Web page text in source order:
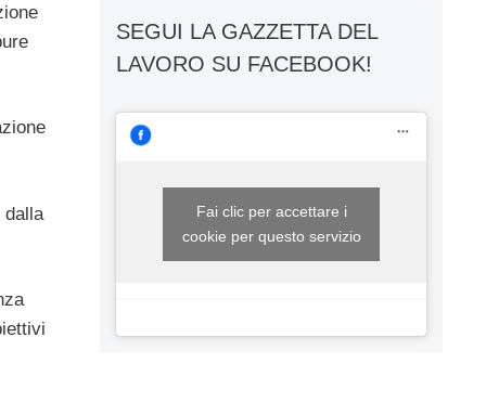
dalla
SEGUI LA GAZZETTA DEL
LAVORO SU FACEBOOK!
Fai clic per accettare i
cookie per questo servizio